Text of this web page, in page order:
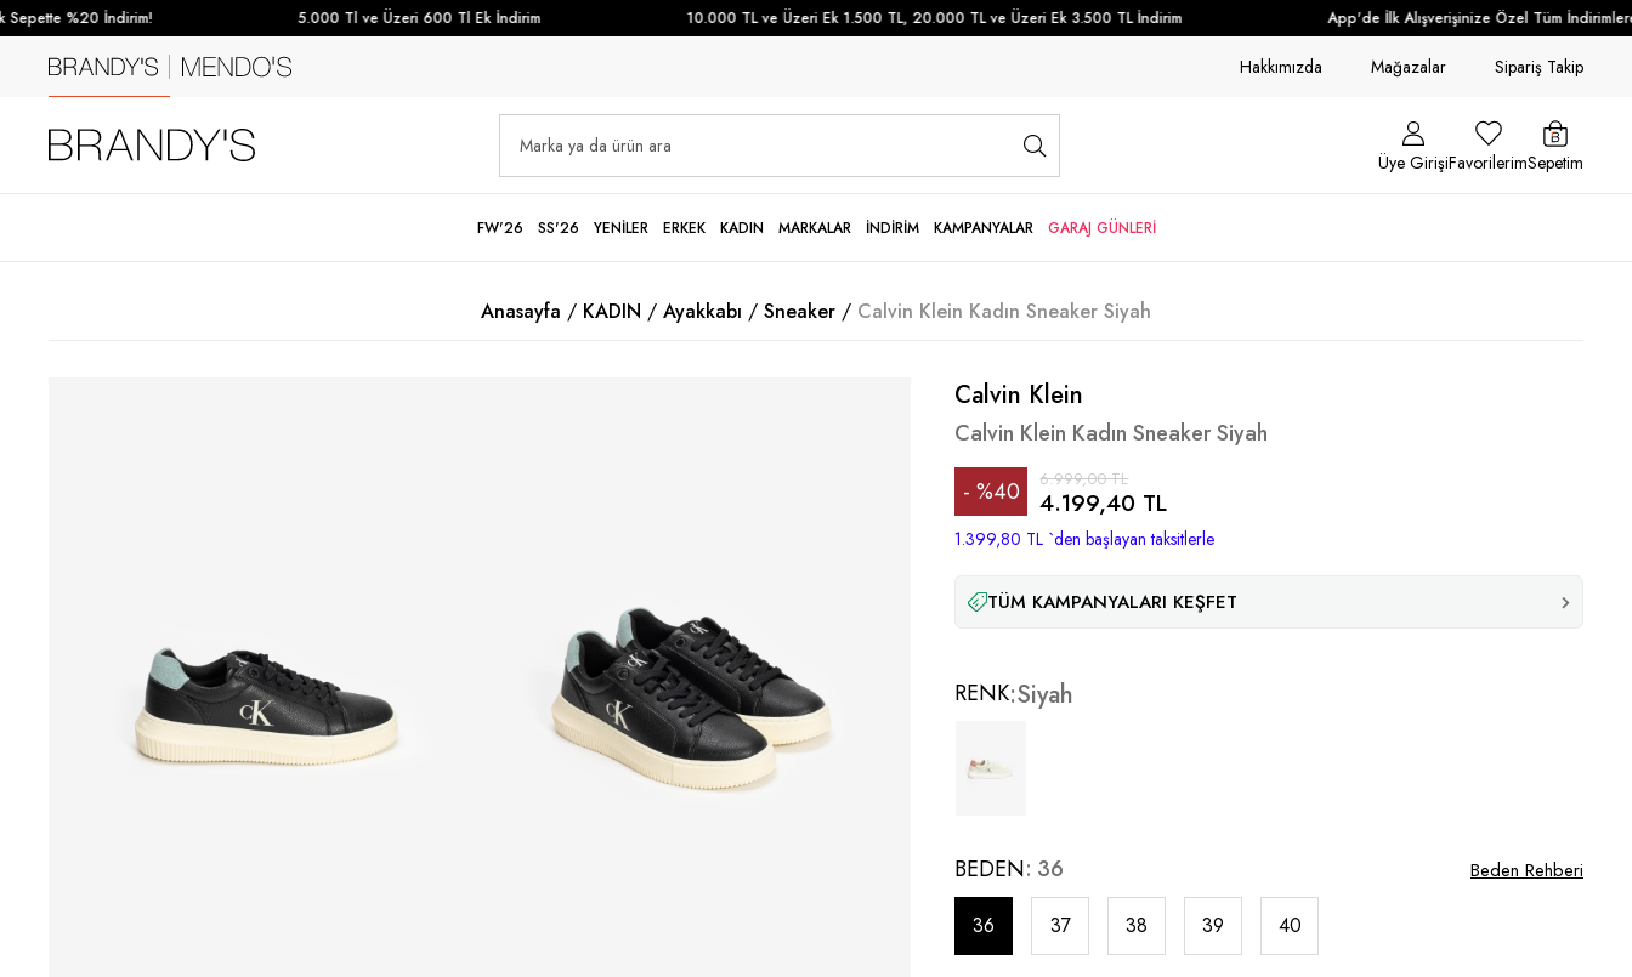
%20 İndirim! 5.000 Tl ve Üzeri 600 Tl Ek İndirim 10.000 TL ve Üzeri Ek 1.500 TL, 20.000 TL ve Üzeri Ek 3.500 TL İndirim App'de İlk Alışverişinize Özel Tüm İndirimlere
Hakkımızda Mağazalar Sipariş Takip
Üye GirişiFavorilerimSepetim
FW'26 SS'26 YENİLER ERKEK KADIN MARKALAR İNDİRİM KAMPANYALAR GARAJ GÜNLERİ
Anasayfa KADIN Ayakkabı Sneaker Calvin Klein Kadın Sneaker Siyah
Calvin Klein
Calvin Klein Kadın Sneaker Siyah
%40
İndirim
6.999,00 TL
4.199,40 TL
1.399,80 TL `den başlayan taksitlerle
TÜM KAMPANYALARI KEŞFET
RENK Siyah
BEDEN 36
36 37 38 39 40
Beden Rehberi